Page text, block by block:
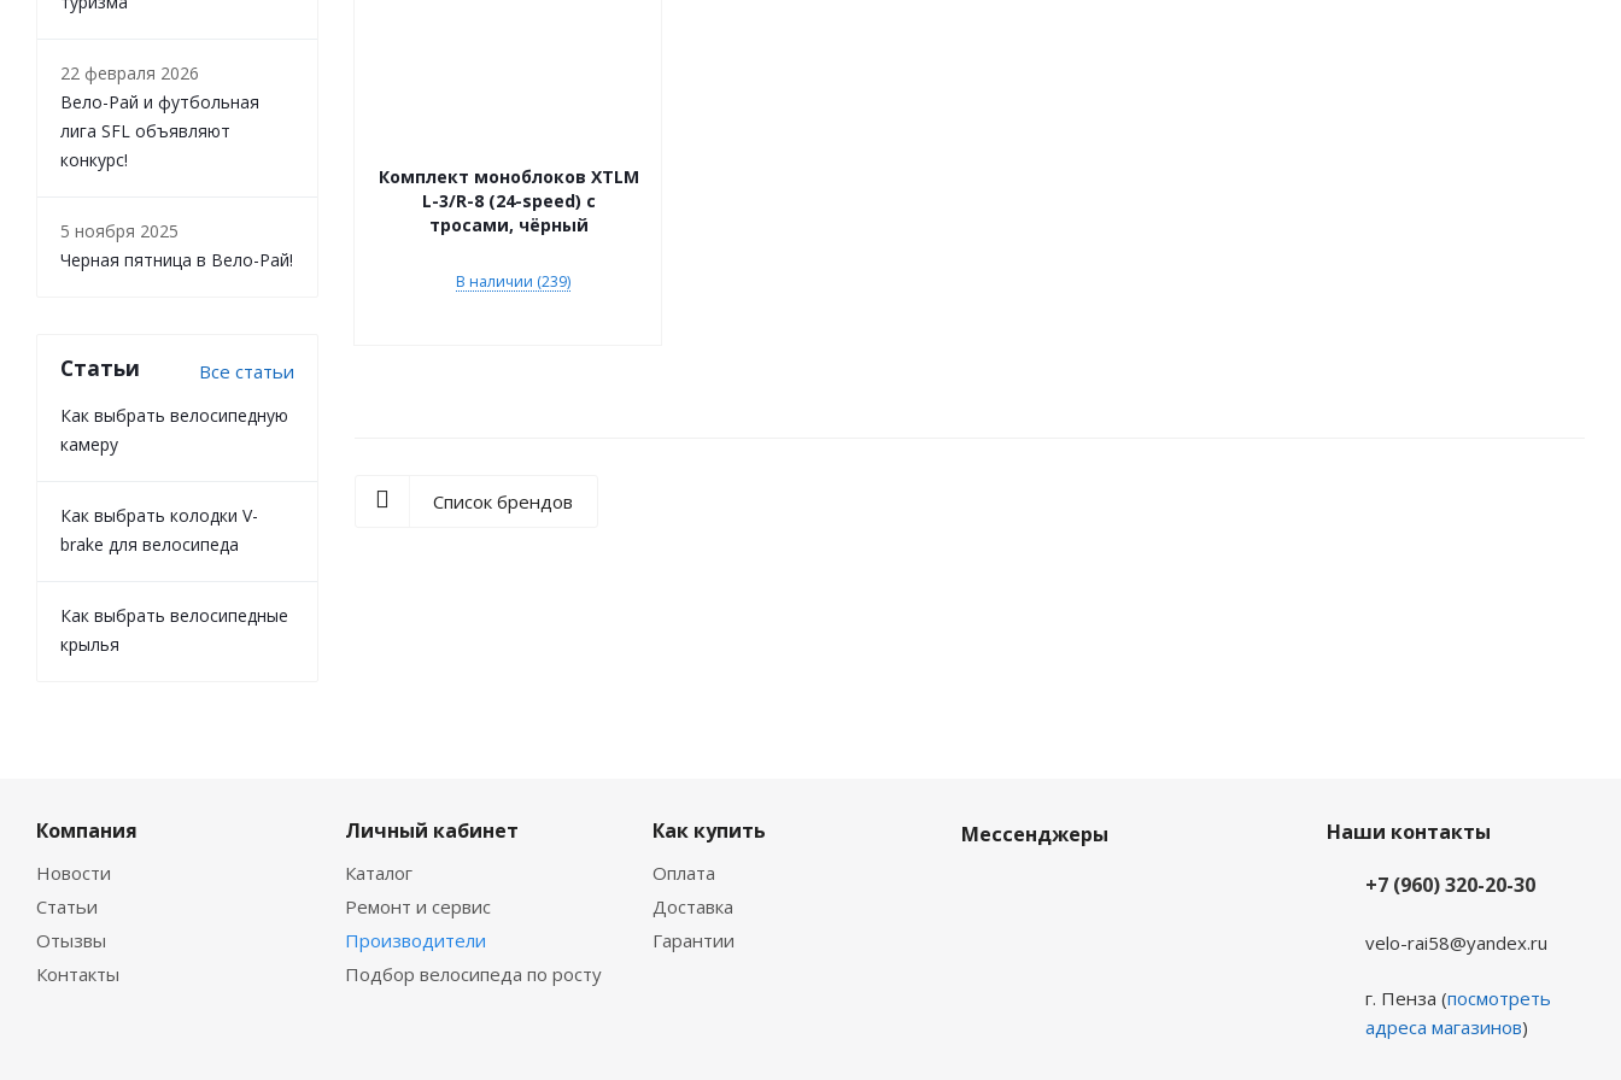
Комплект моноблоков XTLM
L-3/R-8 (24-speed) с
тросами, чёрный
В наличии (239)
Список брендов
22 февраля 2026
Вело-Рай и футбольная
лига SFL объявляют
конкурс!
5 ноября 2025
Черная пятница в Вело-Рай!
Статьи Все статьи
Как выбрать велосипедную
камеру
Как выбрать колодки V-
brake для велосипеда
Как выбрать велосипедные
крылья
Компания
Новости
Статьи
Отызвы
Контакты
Личный кабинет
Каталог
Ремонт и сервис
Производители
Подбор велосипеда по росту
Как купить
Оплата
Доставка
Гарантии
Мессенджеры
Наши контакты
+7 (960) 320-20-30
velo-rai58@yandex.ru
г. Пенза (посмотреть
адреса магазинов)
Туризм
Велоприцепы